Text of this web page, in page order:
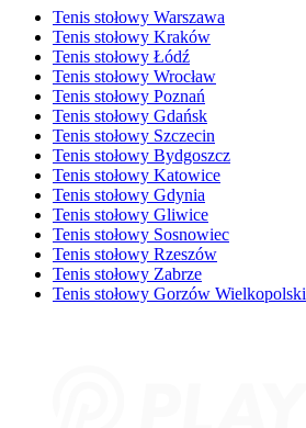
Tenis stołowy Warszawa
Tenis stołowy Kraków
Tenis stołowy Łódź
Tenis stołowy Wrocław
Tenis stołowy Poznań
Tenis stołowy Gdańsk
Tenis stołowy Szczecin
Tenis stołowy Bydgoszcz
Tenis stołowy Katowice
Tenis stołowy Gdynia
Tenis stołowy Gliwice
Tenis stołowy Sosnowiec
Tenis stołowy Rzeszów
Tenis stołowy Zabrze
Tenis stołowy Gorzów Wielkopolski